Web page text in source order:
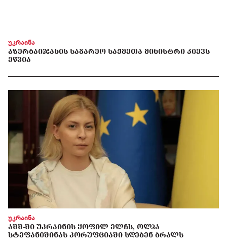
უკრაინა
ᲐᲖᲔᲠᲑᲐᲘᲯᲐᲜᲘᲡ ᲡᲐᲒᲐᲠᲔᲝ ᲡᲐᲥᲛᲔᲗᲐ ᲛᲘᲜᲘᲡᲢᲠᲘ ᲙᲘᲔᲕᲡ
ᲔᲬᲕᲘᲐ
უკრაინა
ᲐᲨᲨ-ᲨᲘ ᲣᲙᲠᲐᲘᲜᲘᲡ ᲧᲝᲤᲘᲚ ᲔᲚᲩᲡ, ᲝᲚᲰᲐ
ᲡᲢᲔᲤᲐᲜᲘᲨᲘᲜᲐᲡ ᲙᲝᲠᲣᲤᲪᲘᲐᲨᲘ ᲡᲓᲔᲑᲔᲜ ᲑᲠᲐᲚᲡ